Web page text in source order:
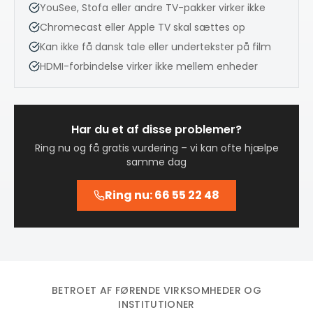
YouSee, Stofa eller andre TV-pakker virker ikke
Chromecast eller Apple TV skal sættes op
Kan ikke få dansk tale eller undertekster på film
HDMI-forbindelse virker ikke mellem enheder
Har du et af disse problemer?
Ring nu og få gratis vurdering – vi kan ofte hjælpe
samme dag
Ring nu: 66 55 22 48
BETROET AF FØRENDE VIRKSOMHEDER OG
INSTITUTIONER